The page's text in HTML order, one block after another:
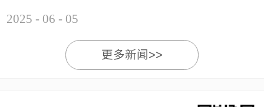
2025 - 06 - 05
更多新闻>>